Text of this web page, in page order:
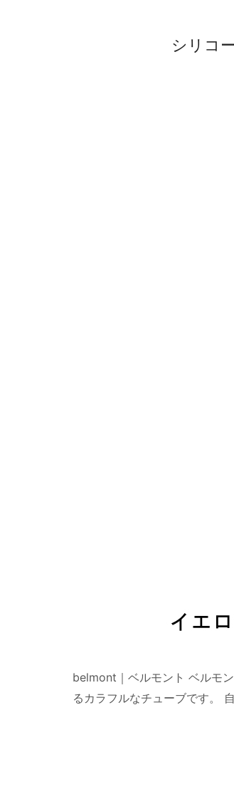
シリコ
belmont｜ベルモント ベルモ
るカラフルなチューブです。